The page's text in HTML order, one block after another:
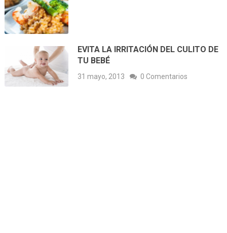
EVITA LA IRRITACIÓN DEL CULITO DE
TU BEBÉ
31 mayo, 2013 0 Comentarios